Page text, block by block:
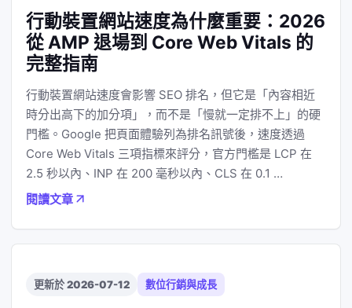
行動裝置網站速度為什麼重要：2026
從 AMP 退場到 Core Web Vitals 的
完整指南
行動裝置網站速度會影響 SEO 排名，但它是「內容相近
時分出高下的加分項」，而不是「慢就一定排不上」的硬
門檻。Google 把頁面體驗列為排名訊號後，速度透過
Core Web Vitals 三項指標來評分，官方門檻是 LCP 在
2.5 秒以內、INP 在 200 毫秒以內、CLS 在 0.1 …
閱讀文章
更新於 2026-07-12 數位行銷與成長